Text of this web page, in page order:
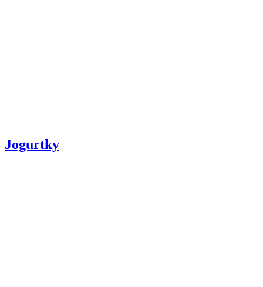
Jogurtky